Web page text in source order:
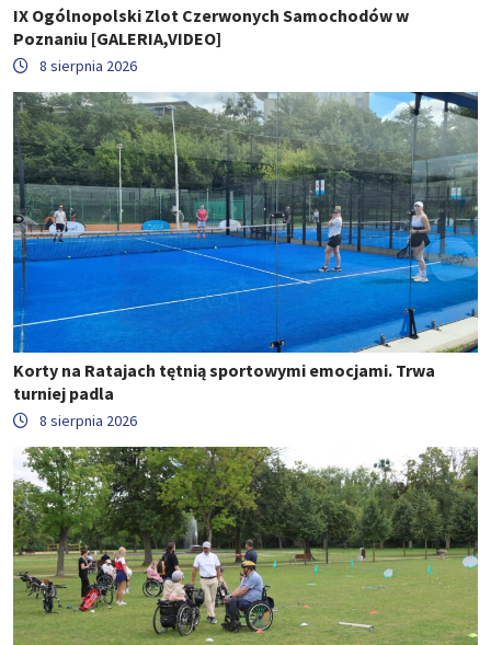
IX Ogólnopolski Zlot Czerwonych Samochodów w
Poznaniu [GALERIA,VIDEO]
8 sierpnia 2026
Korty na Ratajach tętnią sportowymi emocjami. Trwa
turniej padla
8 sierpnia 2026